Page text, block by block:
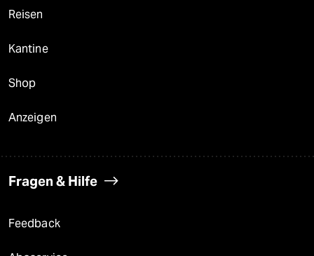
Reisen
Kantine
Shop
Anzeigen
Fragen & Hilfe
Feedback